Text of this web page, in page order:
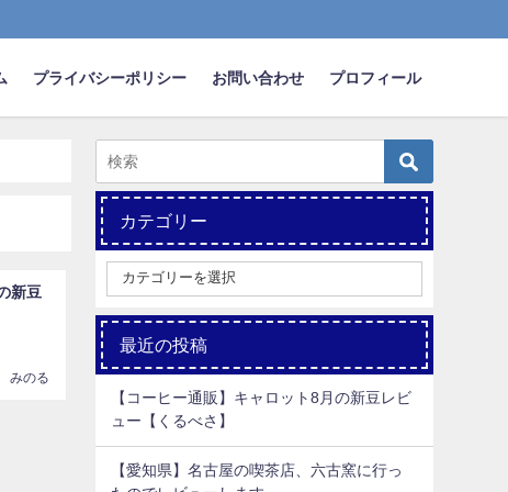
プライバシーポリシー お問い合わせ プロフィール
新豆
みのる
カテゴリー
最近の投稿
【コーヒー通販】キャロット8月の新豆レビ
ュー【くるべさ】
【愛知県】名古屋の喫茶店、六古窯に行っ